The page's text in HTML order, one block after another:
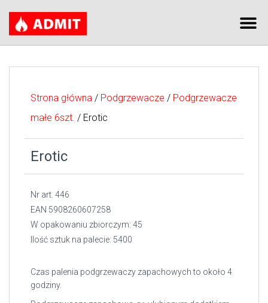
Strona główna / Podgrzewacze / Podgrzewacze
małe 6szt. / Erotic
Erotic
Nr art. 446
EAN 5908260607258
W opakowaniu zbiorczym: 45
Ilość sztuk na palecie: 5400
Czas palenia podgrzewaczy zapachowych to około 4
godziny.